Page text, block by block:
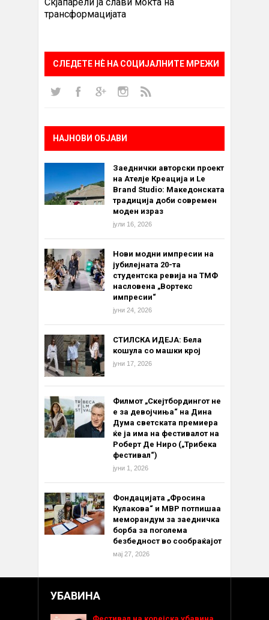
трансформацијата
СЛЕДЕТЕ НÈ НА СОЦИЈАЛНИТЕ МРЕЖИ
НАЈНОВИ ОБЈАВИ
Заеднички авторски проект
на Ателје Креација и Le
Brand Studio: Македонската
традиција доби современ
моден израз
јули 16, 2026
Нови модни импресии на
јубилејната 20-та
студентска ревија на ТМФ
насловена „Вортекс
импресии“
јуни 24, 2026
СТИЛСКА ИДЕЈА: Бела
кошула со машки крој
јуни 17, 2026
Филмот „Скејтбордингот не
е за девојчиња“ на Дина
Дума светската премиера
ќе ја има на фестивалот на
Роберт Де Ниро („Трибека
фестивал“)
јуни 1, 2026
Фондацијата „Фросина
Кулакова“ и МВР потпишаа
меморандум за заедничка
борба за поголема
безбедност во сообраќајот
мај 27, 2026
УБАВИНА